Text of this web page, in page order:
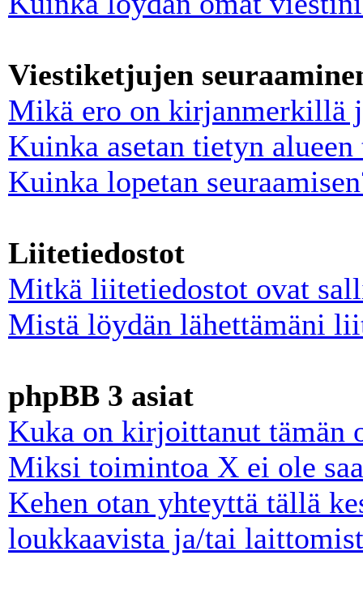
Viestiketjujen
Mikä ero on kirjanmerkillä
Kuinka asetan tietyn
Kuinka lopetan
Liitetiedostot
Mitkä liitetiedostot ovat
Mistä löydän lähettämäni
phpBB 3 asiat
Kuka on kirjoittanut tämän
Miksi toimintoa X ei ole
Kehen otan yhteyttä tällä
loukkaavista ja/tai